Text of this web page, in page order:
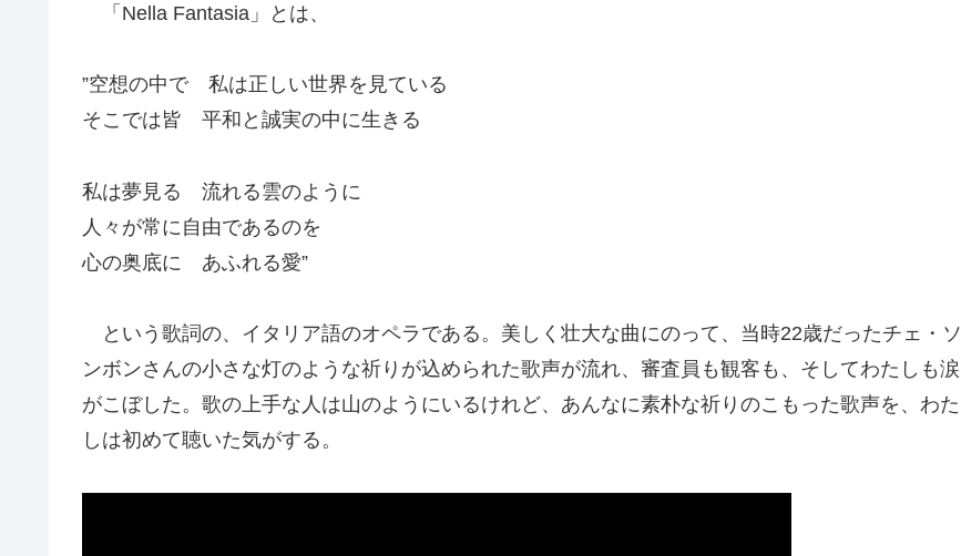
「Nella Fantasia」とは、
”空想の中で 私は正しい世界を見ている
そこでは皆 平和と誠実の中に生きる
私は夢見る 流れる雲のように
人々が常に自由であるのを
心の奥底に あふれる愛”
という歌詞の、イタリア語のオペラである。美しく壮大な曲にのって、当時22歳だったチェ・ソ
ンボンさんの小さな灯のような祈りが込められた歌声が流れ、審査員も観客も、そしてわたしも涙
がこぼした。歌の上手な人は山のようにいるけれど、あんなに素朴な祈りのこもった歌声を、わた
しは初めて聴いた気がする。